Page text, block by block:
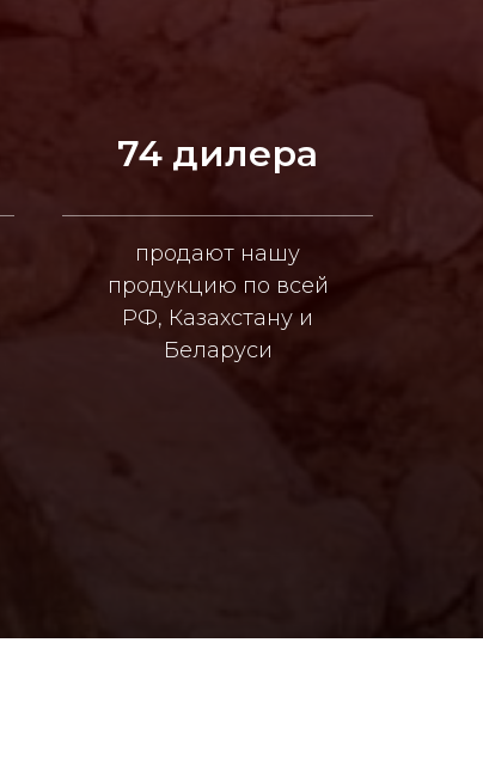
74 дилера
продают нашу
продукцию по всей
РФ, Казахстану и
Беларуси